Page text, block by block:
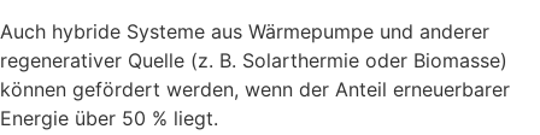
Auch hybride Systeme aus Wärmepumpe und anderer
regenerativer Quelle (z. B. Solarthermie oder Biomasse)
können gefördert werden, wenn der Anteil erneuerbarer
Energie über 50 % liegt.